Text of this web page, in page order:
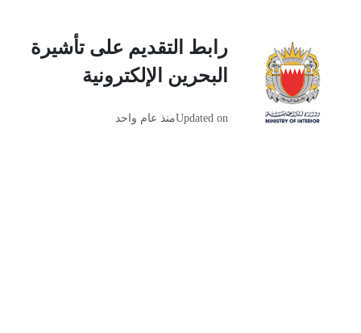
رابط التقديم على تأشيرة
البحرين الإلكترونية
Updated onمنذ عام واحد